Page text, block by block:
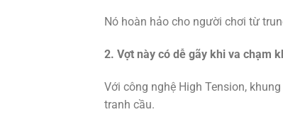
Nó hoàn hảo cho người chơi từ
2. Vợt này có dễ gãy khi va chạm
Với công nghệ High Tension,
tranh cầu.